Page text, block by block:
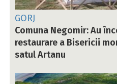
GORJ
Comuna Negomir: Au
restaurare a Bisericii
satul Artanu